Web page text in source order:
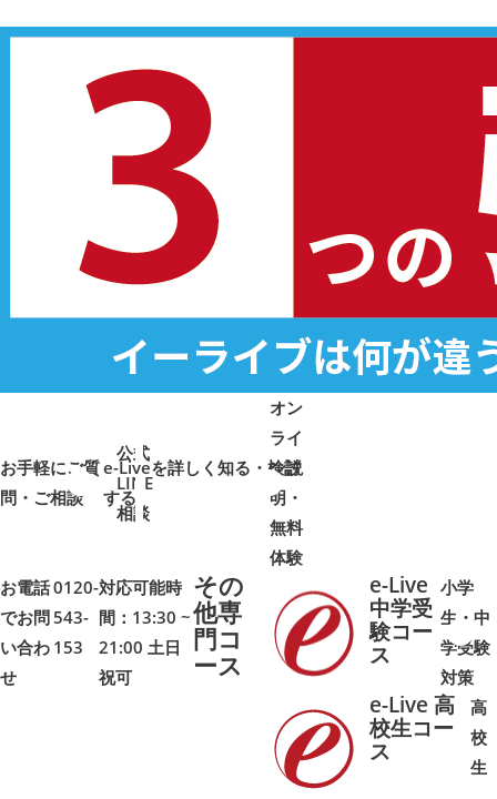
公式
LINE
相談
お手軽にご質
問・ご相談➜ ➜
オン
ライ
ン説
明・
無料
体験
e-Liveを詳しく知る・検討
する
➜➜
お電話
でお問
い合わ
せ
0120-
543-
153
対応可能時
間：13:30 ~
21:00 土日
祝可
その
他専
門コ
ース
e-Live
中学受
験コー
ス
小学
生・中
学受験
対策
➜➜
e-Live 高
校生コー
ス
高
校
生
➜➜